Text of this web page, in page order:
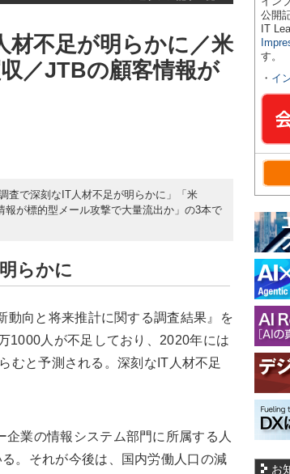
材不足が明らかに／米
／JTBの顧客情報が
査で深刻なIT人材不足が明らかに」「米
が標的型メール攻撃で大量流出か」の3本で
らかに
向と将来推計に関する調査結果』を
1000人が不足しており、2020年には
むと予測される。深刻なIT人材不足
業の情報システム部門に所属する人
。それが今後は、国内労働人口の減
公開
IT
す。
・ イ
お